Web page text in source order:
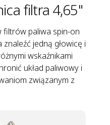
filtra 4,65"
filtrów paliwa spin-on
jedną głowicę i
wskaźnikami
układ paliwowy i
związanym z